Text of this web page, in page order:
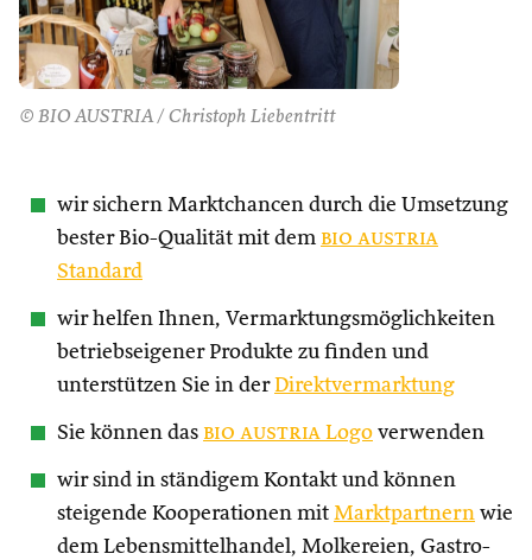
© BIO AUSTRIA / Christoph Liebentritt
wir sichern Marktchancen durch die Umsetzung
bester Bio-Qualität mit dem bio austria
Standard
wir helfen Ihnen, Vermarktungsmöglichkeiten
betriebseigener Produkte zu finden und
unterstützen Sie in derDirektvermarktung
Sie können das bio austria Logo verwenden
wir sind in ständigem Kontakt und können
steigende Kooperationen mit Marktpartnern wie
dem Lebensmittelhandel, Molkereien, Gastro-